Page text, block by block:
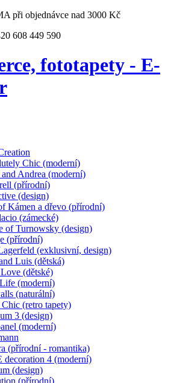
při objednávce nad 3000 Kč
608 449 590
fototapety - E-
Chic (moderní)
Andrea (moderní)
(přírodní)
(design)
Kámen a dřevo (přírodní)
(zámecké)
of Turnowsky (design)
(přírodní)
(exklusivní, design)
Luis (dětská)
(dětské)
(moderní)
(naturální)
(retro tapety)
3 (design)
(moderní)
(přírodní - romantika)
decoration 4 (moderní)
(design)
(přírodní)